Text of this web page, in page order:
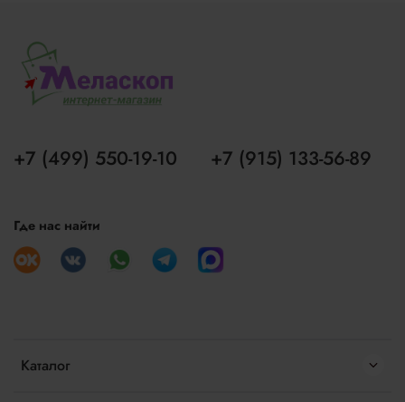
Каталог
+7 (499) 550-19-10 +7 (915) 133-56-89
Где нас найти